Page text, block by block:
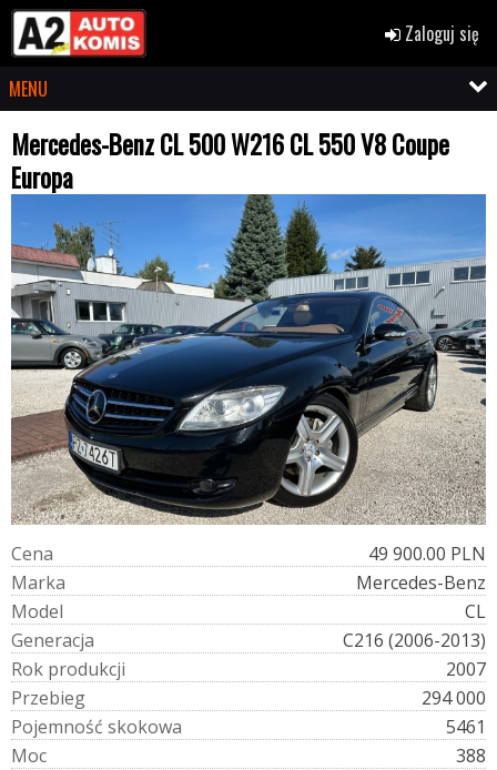
Zaloguj się
MENU
Mercedes-Benz CL 500 W216 CL 550 V8 Coupe
Europa
Cena
49 900.00 PLN
Marka
Mercedes-Benz
Model
CL
Generacja
C216 (2006-2013)
Rok produkcji
2007
Przebieg
294 000
Pojemność skokowa
5461
Moc
388